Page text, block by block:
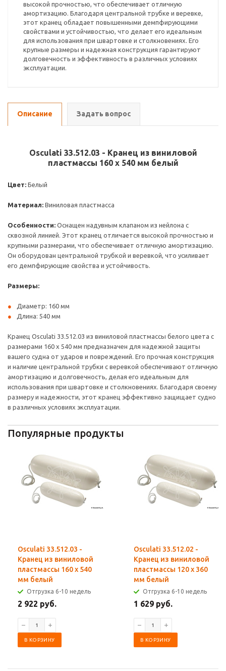
высокой прочностью, что обеспечивает отличную
амортизацию. Благодаря центральной трубке и веревке,
этот кранец обладает повышенными демпфирующими
свойствами и устойчивостью, что делает его идеальным
для использования при швартовке и столкновениях. Его
крупные размеры и надежная конструкция гарантируют
долговечность и эффективность в различных условиях
эксплуатации.
Описание Задать вопрос
Osculati 33.512.03 - Кранец из виниловой
пластмассы 160 x 540 мм белый
Цвет: Белый
Материал: Виниловая пластмасса
Особенности: Оснащен надувным клапаном из нейлона с
сквозной линией. Этот кранец отличается высокой прочностью и
крупными размерами, что обеспечивает отличную амортизацию.
Он оборудован центральной трубкой и веревкой, что усиливает
его демпфирующие свойства и устойчивость.
Размеры:
Диаметр: 160 мм
Длина: 540 мм
Кранец Osculati 33.512.03 из виниловой пластмассы белого цвета с
размерами 160 х 540 мм предназначен для надежной защиты
вашего судна от ударов и повреждений. Его прочная конструкция
и наличие центральной трубки с веревкой обеспечивают отличную
амортизацию и долговечность, делая его идеальным для
использования при швартовке и столкновениях. Благодаря своему
размеру и надежности, этот кранец эффективно защищает судно
в различных условиях эксплуатации.
Популярные продукты
Osculati 33.512.03 -
Кранец из виниловой
пластмассы 160 x 540
мм белый
Отгрузка 6-10 недель
2 922 руб.
В КОРЗИНУ
Osculati 33.512.02 -
Кранец из виниловой
пластмассы 120 x 360
мм белый
Отгрузка 6-10 недель
1 629 руб.
В КОРЗИНУ